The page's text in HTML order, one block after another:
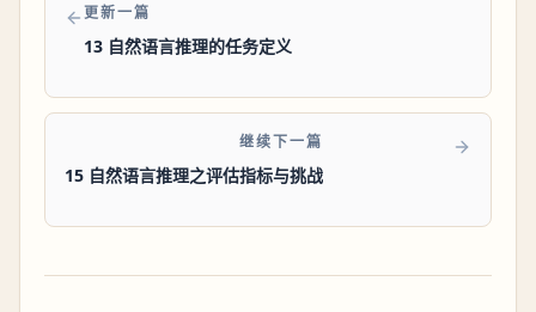
更新一篇
13 自然语言推理的任务定义
继续下一篇
15 自然语言推理之评估指标与挑战